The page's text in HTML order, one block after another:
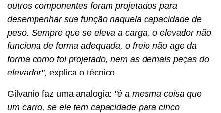
outros componentes foram projetados para
desempenhar sua função naquela capacidade de
peso. Sempre que se eleva a carga, o elevador não
funciona de forma adequada, o freio não age da
forma como foi projetado, nem as demais peças do
elevador", explica o técnico.
Gilvanio faz uma analogia: "é a mesma coisa que
um carro, se ele tem capacidade para cinco